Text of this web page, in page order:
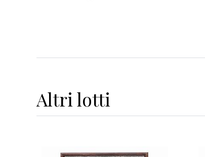
Altri lotti